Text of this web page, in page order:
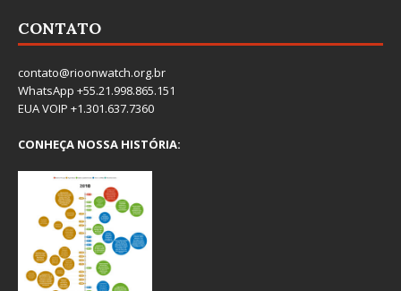
CONTATO
contato@rioonwatch.org.br
WhatsApp +55.21.998.865.151
EUA VOIP +1.301.637.7360
CONHEÇA NOSSA HISTÓRIA: